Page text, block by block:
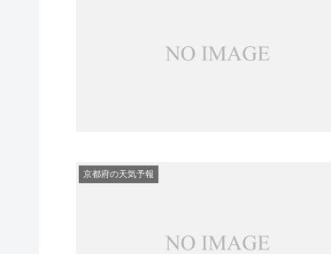
京都府の天気予報